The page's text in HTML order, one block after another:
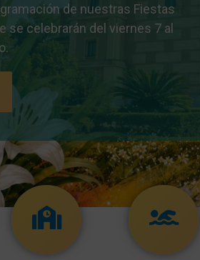
de nuestras Fiestas
se celebrarán del viernes 7 al